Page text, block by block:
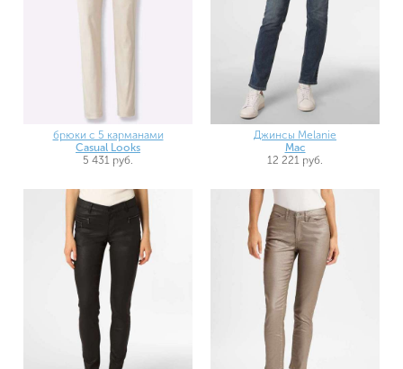
брюки с 5 карманами
Casual Looks
5 431 руб.
Джинсы Melanie
Mac
12 221 руб.